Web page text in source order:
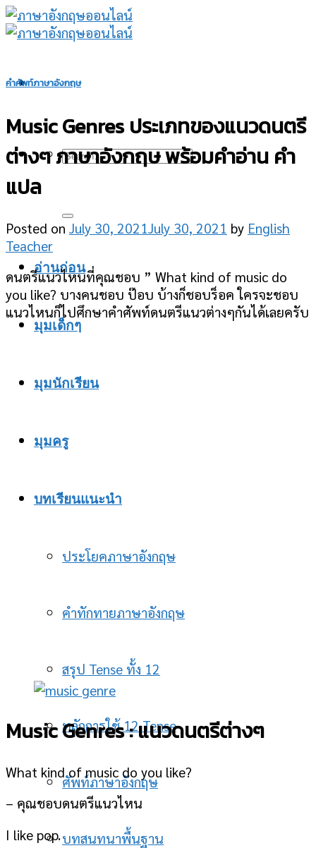
Skip
to
อ่านก่อน
มุมเด็กๆ
มุมนักเรียน
มุมครู
บทเรียนแนะนำ
ประโยคภาษาอังกฤษ
คำทักทายภาษาอังกฤษ
สรุป Tense ทั้ง 12
หลักการใช้ 12 Tense
ศัพท์ภาษาอังกฤษ
บทสนทนาพื้นฐาน
คำศัพท์ภาษาอังกฤษ
Music Genres ประเภทของแนวดนตรี
ต่างๆ ภาษาอังกฤษ พร้อมคำอ่าน คำ
แปล
Posted on July 30, 2021 July 30, 2021 by English
Teacher
ดนตรีแนวไหนที่คุณชอบ ” What kind of music do
you like? บางคนชอบ ป๊อบ บ้างก็ชอบร็อค ใครจะชอบ
แนวไหนก็ไปศึกษาคำศัพท์ดนตรีแนวต่างๆกันได้เลยครับ
Music Genres : แนวดนตรีต่างๆ
What kind of music do you like?
– คุณชอบดนตรีแนวไหน
I like pop.